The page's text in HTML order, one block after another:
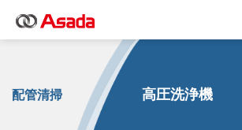
配管清掃 高圧洗浄機